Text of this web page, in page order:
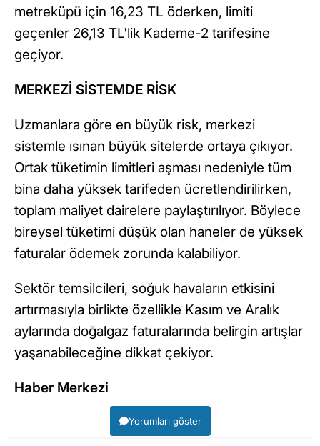
metreküpü için 16,23 TL öderken, limiti
geçenler 26,13 TL'lik Kademe-2 tarifesine
geçiyor.
MERKEZİ SİSTEMDE RİSK
Uzmanlara göre en büyük risk, merkezi
sistemle ısınan büyük sitelerde ortaya çıkıyor.
Ortak tüketimin limitleri aşması nedeniyle tüm
bina daha yüksek tarifeden ücretlendirilirken,
toplam maliyet dairelere paylaştırılıyor. Böylece
bireysel tüketimi düşük olan haneler de yüksek
faturalar ödemek zorunda kalabiliyor.
Sektör temsilcileri, soğuk havaların etkisini
artırmasıyla birlikte özellikle Kasım ve Aralık
aylarında doğalgaz faturalarında belirgin artışlar
yaşanabileceğine dikkat çekiyor.
Haber Merkezi
Yorumları göster